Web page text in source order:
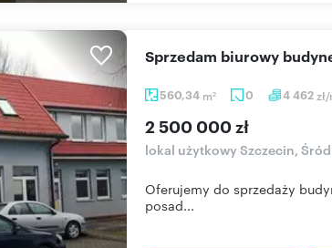
560,34 m2 0 4 462
Sprzedam biurowy
2 500 000 zł
lokal użytkowy Szczecin,
Oferujemy do sprzedaży
posad...